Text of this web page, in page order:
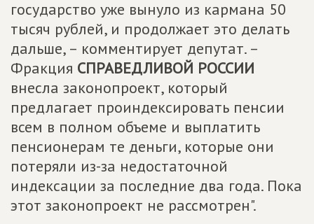
государство уже вынуло из кармана 50
тысяч рублей, и продолжает это делать
дальше, – комментирует депутат. –
Фракция СПРАВЕДЛИВОЙ РОССИИ
внесла законопроект, который
предлагает проиндексировать пенсии
всем в полном объеме и выплатить
пенсионерам те деньги, которые они
потеряли из-за недостаточной
индексации за последние два года. Пока
этот законопроект не рассмотрен".